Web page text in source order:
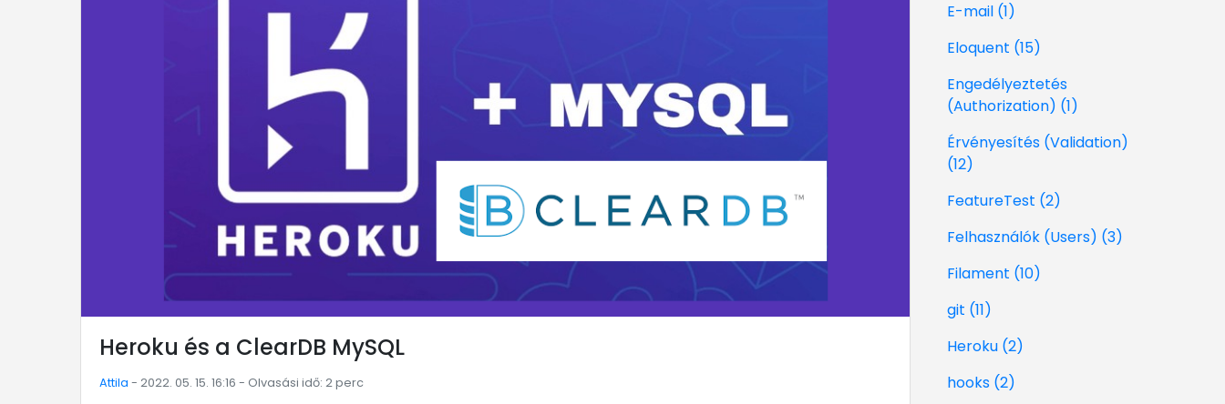
Heroku és a ClearDB MySQL
Attila - 2022. 05. 15. 16:16 - Olvasási idő: 2 perc
E-mail (1)
Eloquent (15)
Engedélyeztetés
(Authorization) (1)
Érvényesítés (Validation)
(12)
FeatureTest (2)
Felhasználók (Users) (3)
Filament (10)
git (11)
Heroku (2)
hooks (2)